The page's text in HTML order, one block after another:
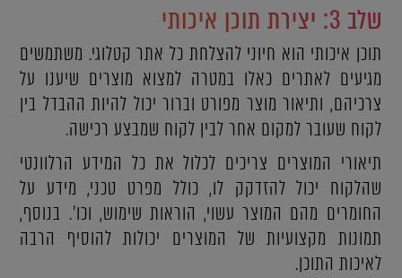
שלב 3: יצירת תוכן איכותי
תוכן איכותי הוא חיוני להצלחת כל אתר קטלוגי. משתמשים
מגיעים לאתרים כאלו במטרה למצוא מוצרים שיענו על
צרכיהם, ותיאור מוצר מפורט וברור יכול להיות ההבדל בין
לקוח שעובר למקום אחר לבין לקוח שמבצע רכישה.
תיאורי המוצרים צריכים לכלול את כל המידע הרלוונטי
שהלקוח יכול להזדקק לו, כולל מפרט טכני, מידע על
החומרים מהם המוצר עשוי, הוראות שימוש, וכו'. בנוסף,
תמונות מקצועיות של המוצרים יכולות להוסיף הרבה
לאיכות התוכן.